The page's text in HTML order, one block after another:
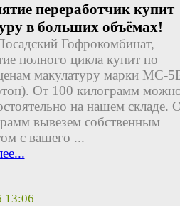
переработчик купит
в больших объёмах!
Гофрокомбинат,
полного цикла купит по
макулатуру марки МС-
От 100 килограмм
на нашем складе.
вывезем собственным
с вашего ...
13:06